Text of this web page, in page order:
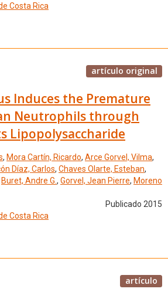
Costa Rica
artículo original
Induces the Premature
Neutrophils through
Lipopolysaccharide
, Mora Cartín, Ricardo, Arce Gorvel, Vilma,
Díaz, Carlos, Chaves Olarte, Esteban,
Buret, Andre G., Gorvel, Jean Pierre, Moreno
Publicado 2015
Costa Rica
artículo